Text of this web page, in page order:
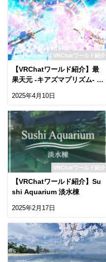
VRChatワールド紹介
【VRChatワールド紹介】最
果天元 -キアズマプリズム- X
2025年4月10日
VRChatワールド紹介
【VRChatワールド紹介】Su
shi Aquarium 淡水棟
2025年2月17日